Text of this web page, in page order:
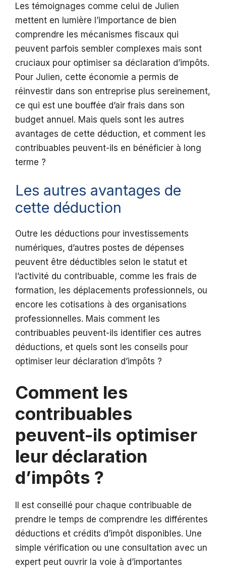
Les témoignages comme celui de Julien
mettent en lumière l’importance de bien
comprendre les mécanismes fiscaux qui
peuvent parfois sembler complexes mais sont
cruciaux pour optimiser sa déclaration d’impôts.
Pour Julien, cette économie a permis de
réinvestir dans son entreprise plus sereinement,
ce qui est une bouffée d’air frais dans son
budget annuel. Mais quels sont les autres
avantages de cette déduction, et comment les
contribuables peuvent-ils en bénéficier à long
terme ?
Les autres avantages de
cette déduction
Outre les déductions pour investissements
numériques, d’autres postes de dépenses
peuvent être déductibles selon le statut et
l’activité du contribuable, comme les frais de
formation, les déplacements professionnels, ou
encore les cotisations à des organisations
professionnelles. Mais comment les
contribuables peuvent-ils identifier ces autres
déductions, et quels sont les conseils pour
optimiser leur déclaration d’impôts ?
Comment les
contribuables
peuvent-ils optimiser
leur déclaration
d’impôts ?
Il est conseillé pour chaque contribuable de
prendre le temps de comprendre les différentes
déductions et crédits d’impôt disponibles. Une
simple vérification ou une consultation avec un
expert peut ouvrir la voie à d’importantes